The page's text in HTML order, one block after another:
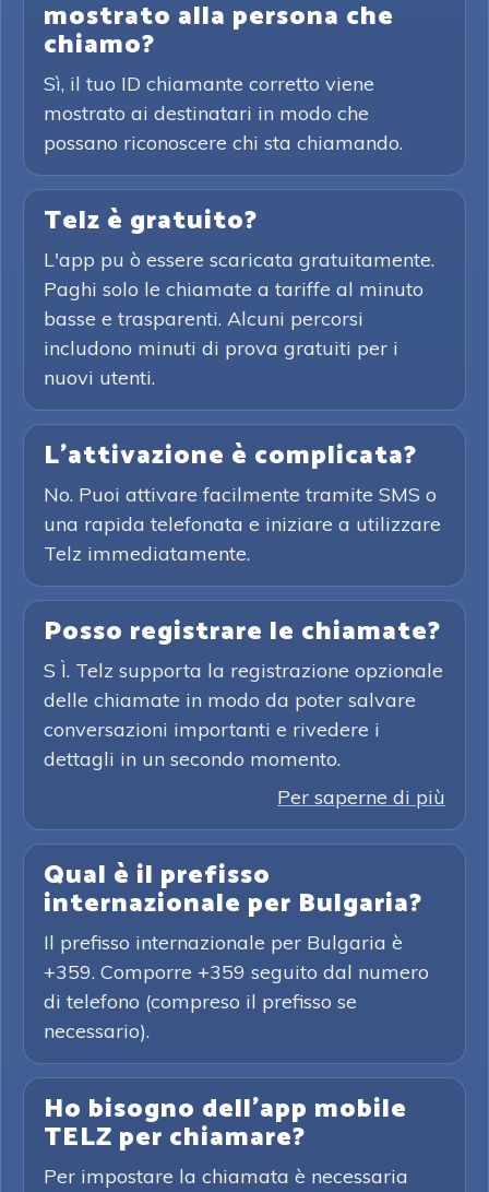
mostrato alla persona che
chiamo?
Sì, il tuo ID chiamante corretto viene
mostrato ai destinatari in modo che
possano riconoscere chi sta chiamando.
Telz è gratuito?
L'app pu ò essere scaricata gratuitamente.
Paghi solo le chiamate a tariffe al minuto
basse e trasparenti. Alcuni percorsi
includono minuti di prova gratuiti per i
nuovi utenti.
L'attivazione è complicata?
No. Puoi attivare facilmente tramite SMS o
una rapida telefonata e iniziare a utilizzare
Telz immediatamente.
Posso registrare le chiamate?
S Ì. Telz supporta la registrazione opzionale
delle chiamate in modo da poter salvare
conversazioni importanti e rivedere i
dettagli in un secondo momento.
Per saperne di più
Qual è il prefisso
internazionale per Bulgaria?
Il prefisso internazionale per Bulgaria è
+359. Comporre +359 seguito dal numero
di telefono (compreso il prefisso se
necessario).
Ho bisogno dell'app mobile
TELZ per chiamare?
Per impostare la chiamata è necessaria